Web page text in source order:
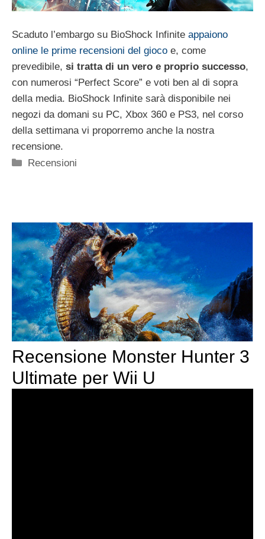
Scaduto l’embargo su BioShock Infinite appaiono
online le prime recensioni del gioco e, come
prevedibile, si tratta di un vero e proprio successo,
con numerosi “Perfect Score” e voti ben al di sopra
della media. BioShock Infinite sarà disponibile nei
negozi da domani su PC, Xbox 360 e PS3, nel corso
della settimana vi proporremo anche la nostra
recensione.
Categorie
Recensioni
Recensione Monster Hunter 3
Ultimate per Wii U